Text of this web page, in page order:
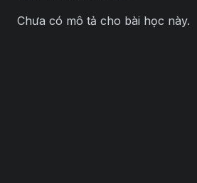
Chưa có mô tả cho bài học này.